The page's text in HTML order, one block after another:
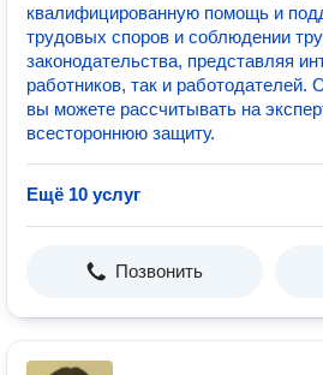
квалифицированную помощь и
трудовых споров и соблюдении
законодательства, представляя
работников, так и работодателей.
вы можете рассчитывать на
всестороннюю защиту.
Ещё 10 услуг
Позвонить